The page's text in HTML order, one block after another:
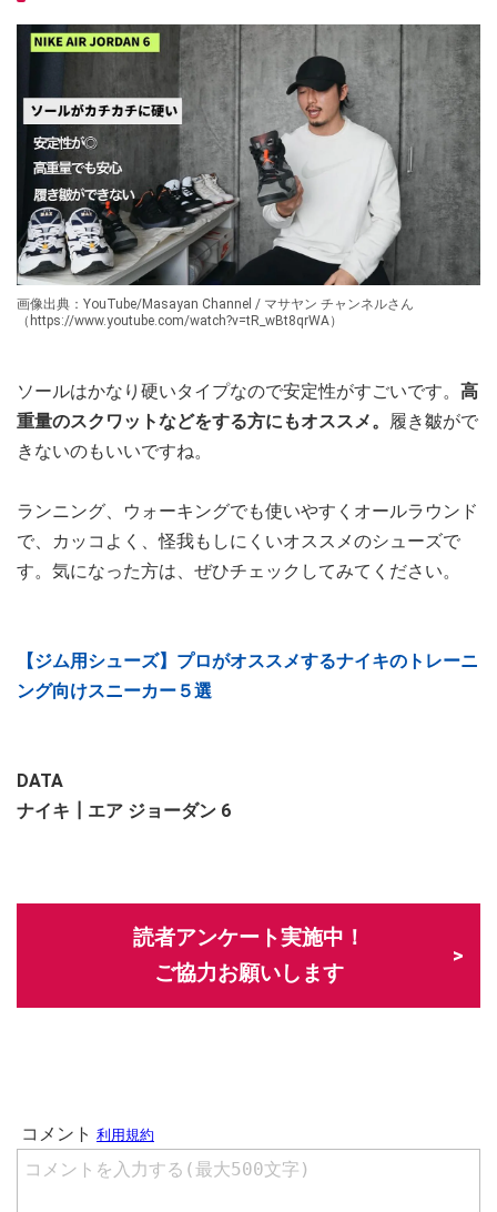
画像出典：YouTube/Masayan Channel / マサヤン チャンネルさん
（https://www.youtube.com/watch?v=tR_wBt8qrWA）
ソールはかなり硬いタイプなので安定性がすごいです。 高
重量のスクワットなどをする方にもオススメ。 履き皺がで
きないのもいいですね。
ランニング、ウォーキングでも使いやすくオールラウンド
で、カッコよく、怪我もしにくいオススメのシューズで
す。気になった方は、ぜひチェックしてみてください。
【ジム用シューズ】プロがオススメするナイキのトレーニ
ング向けスニーカー５選
DATA
ナイキ┃エア ジョーダン 6
読者アンケート実施中！
ご協力お願いします